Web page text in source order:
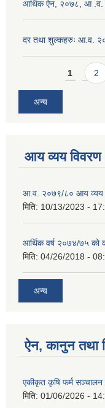
आर्थिक ऐन, २०७८, आ .व.
दर तथा शुल्कहरुः आ.व.
Pages1 2
अन्य
आय व्यय विवरण
आ.व. २०७९/८० आय व्यय
मिति: 10/13/2023 -
आर्थिक वर्ष २०७४/७५ को
मिति: 04/26/2018 -
अन्य
ऐन, कानुन तथा
एकीकृत कृषि फर्म सञ्चालन
मिति: 01/06/2026 -